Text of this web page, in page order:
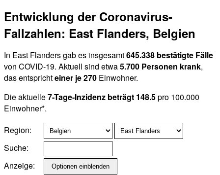
Entwicklung der Coronavirus-
Fallzahlen: East Flanders, Belgien
In East Flanders gab es insgesamt645.338 bestätigte Fälle
von COVID-19. Aktuell sind etwa5.700 Personen krank,
das entsprichteiner je 270 Einwohner.
Die aktuelle7-Tage-Inzidenz beträgt 148.5pro 100.000
Einwohner*.
Region:
Suche:
Anzeige: